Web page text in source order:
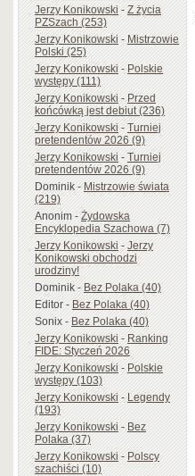
Jerzy Konikowski-Z życia
PZSzach (253)
Jerzy Konikowski-Mistrzowie
Polski (25)
Jerzy Konikowski-Polskie
występy (111)
Jerzy Konikowski-Przed
końcówką jest debiut (236)
Jerzy Konikowski-Turniej
pretendentów 2026 (9)
Jerzy Konikowski-Turniej
pretendentów 2026 (9)
Dominik-Mistrzowie świata
(219)
Anonim-Żydowska
Encyklopedia Szachowa (7)
Jerzy Konikowski-Jerzy
Konikowski obchodzi
urodziny!
Dominik-Bez Polaka (40)
Editor-Bez Polaka (40)
Sonix-Bez Polaka (40)
Jerzy Konikowski-Ranking
FIDE: Styczeń 2026
Jerzy Konikowski-Polskie
występy (103)
Jerzy Konikowski-Legendy
(193)
Jerzy Konikowski-Bez
Polaka (37)
Jerzy Konikowski-Polscy
szachiści (10)